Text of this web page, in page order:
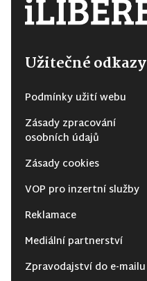
Užitečné odkazy
Podmínky užití webu
Zásady zpracování
osobních údajů
Zásady cookies
VOP pro inzertní služby
Reklamace
Mediální partnerství
Zpravodajství do e-mailu